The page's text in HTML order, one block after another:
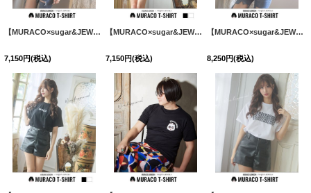
【MURACO×sugar&JEWELS】MURACOLONDON ムラココラボTシャツ/ シンプルロゴデザイン【S-XLサイズ】[HC02]
7,150円(税込)
【MURACO×sugar&JEWELS】MURACOLONDON ムラココラボTシャツ/ シンプルロゴデザイン【S-XLサイズ】[HC02]
7,150円(税込)
【MURACO×sugar&JEWELS】MURACOLONDON ムラココラボTシャツ/ ベーシックロゴデザイン【S-XLサイズ】[HC02]
8,250円(税込)